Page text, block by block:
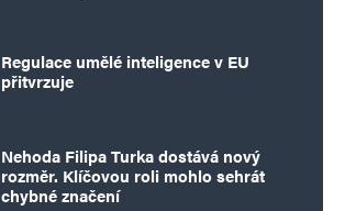
Regulace umělé inteligence v EU
přitvrzuje
Nehoda Filipa Turka dostává nový
rozměr. Klíčovou roli mohlo sehrát
chybné značení